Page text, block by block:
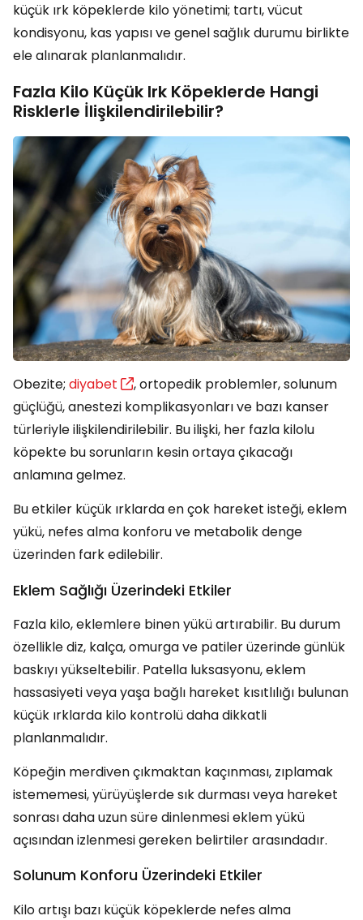
küçük ırk köpeklerde kilo yönetimi; tartı, vücut
kondisyonu, kas yapısı ve genel sağlık durumu birlikte
ele alınarak planlanmalıdır.
Fazla Kilo Küçük Irk Köpeklerde Hangi
Risklerle İlişkilendirilebilir?
Obezite; diyabet
, ortopedik problemler, solunum
güçlüğü, anestezi komplikasyonları ve bazı kanser
türleriyle ilişkilendirilebilir. Bu ilişki, her fazla kilolu
köpekte bu sorunların kesin ortaya çıkacağı
anlamına gelmez.
Bu etkiler küçük ırklarda en çok hareket isteği, eklem
yükü, nefes alma konforu ve metabolik denge
üzerinden fark edilebilir.
Eklem Sağlığı Üzerindeki Etkiler
Fazla kilo, eklemlere binen yükü artırabilir. Bu durum
özellikle diz, kalça, omurga ve patiler üzerinde günlük
baskıyı yükseltebilir. Patella luksasyonu, eklem
hassasiyeti veya yaşa bağlı hareket kısıtlılığı bulunan
küçük ırklarda kilo kontrolü daha dikkatli
planlanmalıdır.
Köpeğin merdiven çıkmaktan kaçınması, zıplamak
istememesi, yürüyüşlerde sık durması veya hareket
sonrası daha uzun süre dinlenmesi eklem yükü
açısından izlenmesi gereken belirtiler arasındadır.
Solunum Konforu Üzerindeki Etkiler
Kilo artışı bazı küçük köpeklerde nefes alma